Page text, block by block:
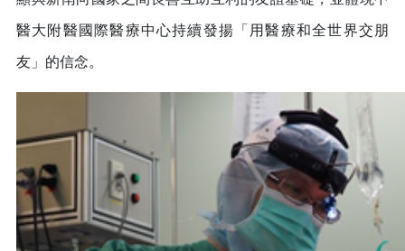
醫大附醫國際醫療中心持續發揚「用醫療和全世界交朋
友」的信念。